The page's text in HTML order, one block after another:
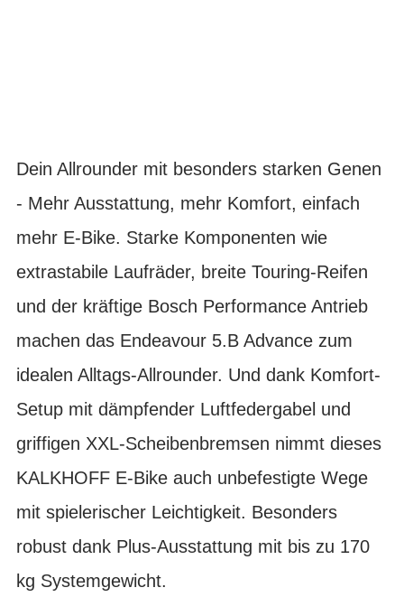
Dein Allrounder mit besonders starken Genen
- Mehr Ausstattung, mehr Komfort, einfach
mehr E-Bike. Starke Komponenten wie
extrastabile Laufräder, breite Touring-Reifen
und der kräftige Bosch Performance Antrieb
machen das Endeavour 5.B Advance zum
idealen Alltags-Allrounder. Und dank Komfort-
Setup mit dämpfender Luftfedergabel und
griffigen XXL-Scheibenbremsen nimmt dieses
KALKHOFF E-Bike auch unbefestigte Wege
mit spielerischer Leichtigkeit. Besonders
robust dank Plus-Ausstattung mit bis zu 170
kg Systemgewicht.